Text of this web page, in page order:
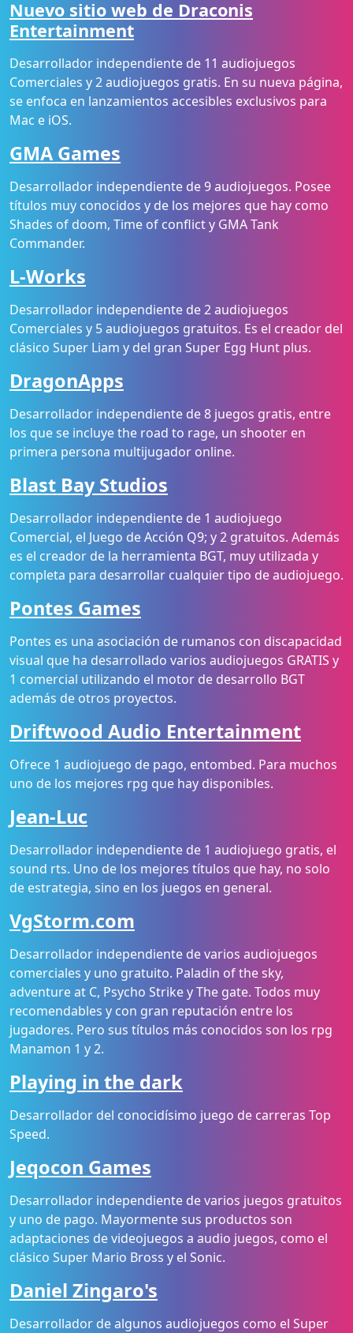
Nuevo sitio web de Draconis
Entertainment
Desarrollador independiente de 11 audiojuegos
Comerciales y 2 audiojuegos gratis. En su nueva página,
se enfoca en lanzamientos accesibles exclusivos para
Mac e iOS.
GMA Games
Desarrollador independiente de 9 audiojuegos. Posee
títulos muy conocidos y de los mejores que hay como
Shades of doom, Time of conflict y GMA Tank
Commander.
L-Works
Desarrollador independiente de 2 audiojuegos
Comerciales y 5 audiojuegos gratuitos. Es el creador del
clásico Super Liam y del gran Super Egg Hunt plus.
DragonApps
Desarrollador independiente de 8 juegos gratis, entre
los que se incluye the road to rage, un shooter en
primera persona multijugador online.
Blast Bay Studios
Desarrollador independiente de 1 audiojuego
Comercial, el Juego de Acción Q9; y 2 gratuitos. Además
es el creador de la herramienta BGT, muy utilizada y
completa para desarrollar cualquier tipo de audiojuego.
Pontes Games
Pontes es una asociación de rumanos con discapacidad
visual que ha desarrollado varios audiojuegos GRATIS y
1 comercial utilizando el motor de desarrollo BGT
además de otros proyectos.
Driftwood Audio Entertainment
Ofrece 1 audiojuego de pago, entombed. Para muchos
uno de los mejores rpg que hay disponibles.
Jean-Luc
Desarrollador independiente de 1 audiojuego gratis, el
sound rts. Uno de los mejores títulos que hay, no solo
de estrategia, sino en los juegos en general.
VgStorm.com
Desarrollador independiente de varios audiojuegos
comerciales y uno gratuito. Paladin of the sky,
adventure at C, Psycho Strike y The gate. Todos muy
recomendables y con gran reputación entre los
jugadores. Pero sus títulos más conocidos son los rpg
Manamon 1 y 2.
Playing in the dark
Desarrollador del conocidísimo juego de carreras Top
Speed.
Jeqocon Games
Desarrollador independiente de varios juegos gratuitos
y uno de pago. Mayormente sus productos son
adaptaciones de videojuegos a audio juegos, como el
clásico Super Mario Bross y el Sonic.
Daniel Zingaro's
Desarrollador de algunos audiojuegos como el Super